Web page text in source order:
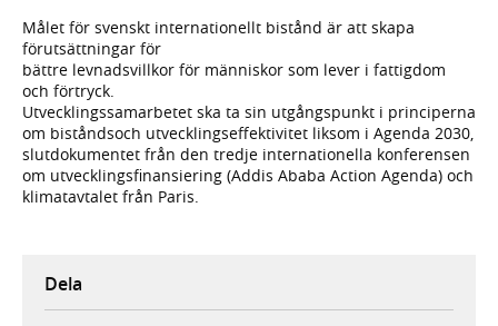
Målet för svenskt internationellt bistånd är att skapa
förutsättningar för
bättre levnadsvillkor för människor som lever i fattigdom
och förtryck.
Utvecklingssamarbetet ska ta sin utgångspunkt i principerna
om biståndsoch utvecklingseffektivitet liksom i Agenda 2030,
slutdokumentet från den tredje internationella konferensen
om utvecklingsfinansiering (Addis Ababa Action Agenda) och
klimatavtalet från Paris.
Dela